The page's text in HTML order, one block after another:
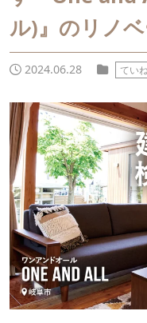
ル)』のリノベ
2024.06.28 てい